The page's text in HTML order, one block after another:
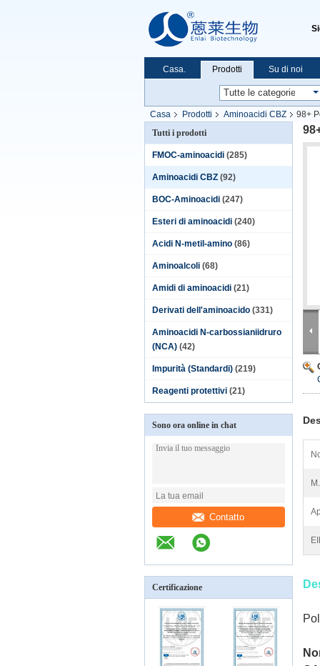
Casa. Prodotti Su di noi
Casa Prodotti Aminoacidi CBZ
98+
Tutti i prodotti
FMOC-aminoacidi (285)
Aminoacidi CBZ (92)
BOC-Aminoacidi (247)
Esteri di aminoacidi (240)
Acidi N-metil-amino (86)
Aminoalcoli (68)
Amidi di aminoacidi (21)
Derivati dell'aminoacido (331)
Aminoacidi N-carbossianiidruro
(NCA) (42)
Impurità (Standardi) (219)
Reagenti protettivi (21)
Sono ora online in chat
Contatto
Certificazione